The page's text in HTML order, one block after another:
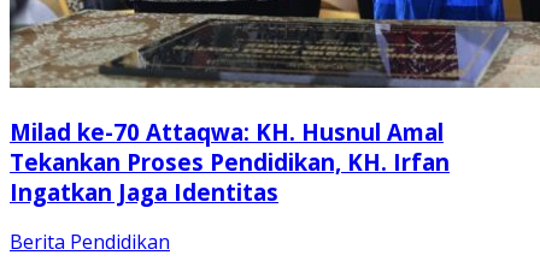
Milad ke-70 Attaqwa: KH. Husnul Amal
Tekankan Proses Pendidikan, KH. Irfan
Ingatkan Jaga Identitas
Berita Pendidikan